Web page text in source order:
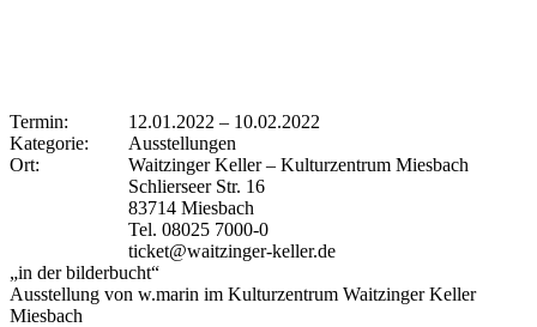
Termin: 12.01.2022 – 10.02.2022
Kategorie:
Ausstellungen
Ort:
Waitzinger Keller – Kulturzentrum Miesbach
Schlierseer Str. 16
83714 Miesbach
Tel. 08025 7000-0
ticket@waitzinger-keller.de
„in der bilderbucht“
Ausstellung von w.marin im Kulturzentrum Waitzinger Keller
Miesbach